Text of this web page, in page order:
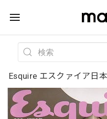
Esquire エスクァイア日